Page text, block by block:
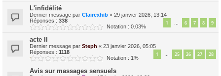
L'infidélité
Dernier message par Clairexhib « 29 janvier 2026, 13:14
Réponses : 338 1 … 6 7 8 9
Notation : 0.03%
acte II
Dernier message par Steph « 23 janvier 2026, 05:05
Réponses : 1118 1 … 25 26 27 28
Notation : 1%
Avis sur massages sensuels